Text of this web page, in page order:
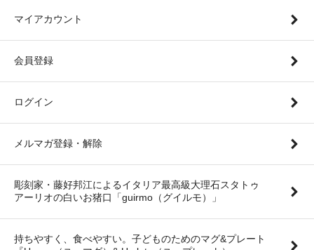
マイアカウント
会員登録
ログイン
メルマガ登録・解除
彫刻家・藤好邦江によるイタリア最高級大理石スタトゥ
アーリオの白いお猪口「guirmo（グイルモ）」
持ちやすく、食べやすい。子どものためのマグ&プレート